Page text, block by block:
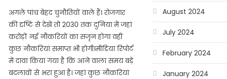
अगले पांच बेहद चुनौतियों वाले हैं। रोजगार
की दृष्टि से देखें तो 2030 तक दुनिया में जहां
करोड़ों नई नौ​करियों का सजृन होगा वहीं
कुछ नौ​करियां समाप्त भी होगी।मीडिया रिपोर्ट
में दावा किया गया है कि आने वाला समय बड़े
बदलावों से भरा हुआ है। जहां कुछ नौकरियां
August 2024
July 2024
February 2024
January 2024